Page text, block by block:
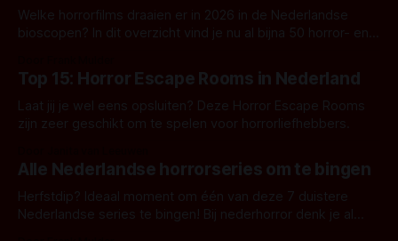
Welke horrorfilms draaien er in 2026 in de Nederlandse
bioscopen? In dit overzicht vind je nu al bijna 50 horror- en
Top 15: Horror Escape Rooms in Nederland
Laat jij je wel eens opsluiten? Deze Horror Escape Rooms
zijn zeer geschikt om te spelen voor horrorliefhebbers.
Alle Nederlandse horrorseries om te bingen
Herfstdip? Ideaal moment om één van deze 7 duistere
Nederlandse series te bingen! Bij nederhorror denk je al